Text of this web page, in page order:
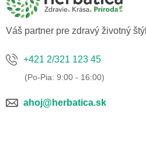
Váš partner pre zdravý životný
+421 2/321 123 45
ahoj@herbatica.sk